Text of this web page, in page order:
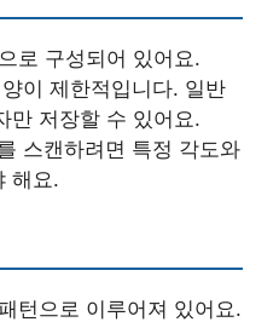
로 구성되어 있어요.
이 제한적입니다. 일반
만 저장할 수 있어요.
스캔하려면 특정 각도와
해요.
턴으로 이루어져 있어요.